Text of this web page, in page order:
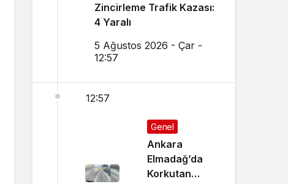
Zincirleme Trafik Kazası:
4 Yaralı
5 Ağustos 2026 - Çar -
12:57
12:57
Genel
Ankara
Elmadağ’da
Korkutan